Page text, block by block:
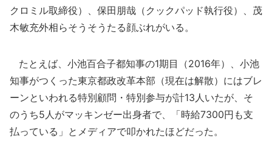
クロミル取締役）、保田朋哉（クックパッド執行役）、茂
木敏充外相らそうそうたる顔ぶれがいる。
たとえば、小池百合子都知事の1期目（2016年）、小池
知事がつくった東京都政改革本部（現在は解散）にはブレ
ーンといわれる特別顧問・特別参与が計13人いたが、そ
のうち5人がマッキンゼー出身者で、「時給7300円も支
払っている」とメディアで叩かれたほどだった。